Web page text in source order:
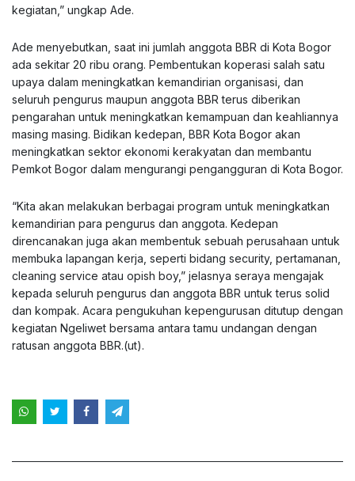
kegiatan,” ungkap Ade.
Ade menyebutkan, saat ini jumlah anggota BBR di Kota Bogor
ada sekitar 20 ribu orang. Pembentukan koperasi salah satu
upaya dalam meningkatkan kemandirian organisasi, dan
seluruh pengurus maupun anggota BBR terus diberikan
pengarahan untuk meningkatkan kemampuan dan keahliannya
masing masing. Bidikan kedepan, BBR Kota Bogor akan
meningkatkan sektor ekonomi kerakyatan dan membantu
Pemkot Bogor dalam mengurangi pengangguran di Kota Bogor.
“Kita akan melakukan berbagai program untuk meningkatkan
kemandirian para pengurus dan anggota. Kedepan
direncanakan juga akan membentuk sebuah perusahaan untuk
membuka lapangan kerja, seperti bidang security, pertamanan,
cleaning service atau opish boy,” jelasnya seraya mengajak
kepada seluruh pengurus dan anggota BBR untuk terus solid
dan kompak. Acara pengukuhan kepengurusan ditutup dengan
kegiatan Ngeliwet bersama antara tamu undangan dengan
ratusan anggota BBR.(ut).